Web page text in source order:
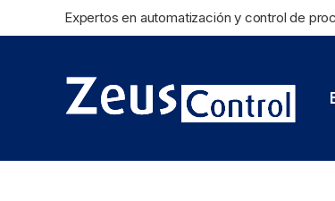
Expertos en automatización y control de